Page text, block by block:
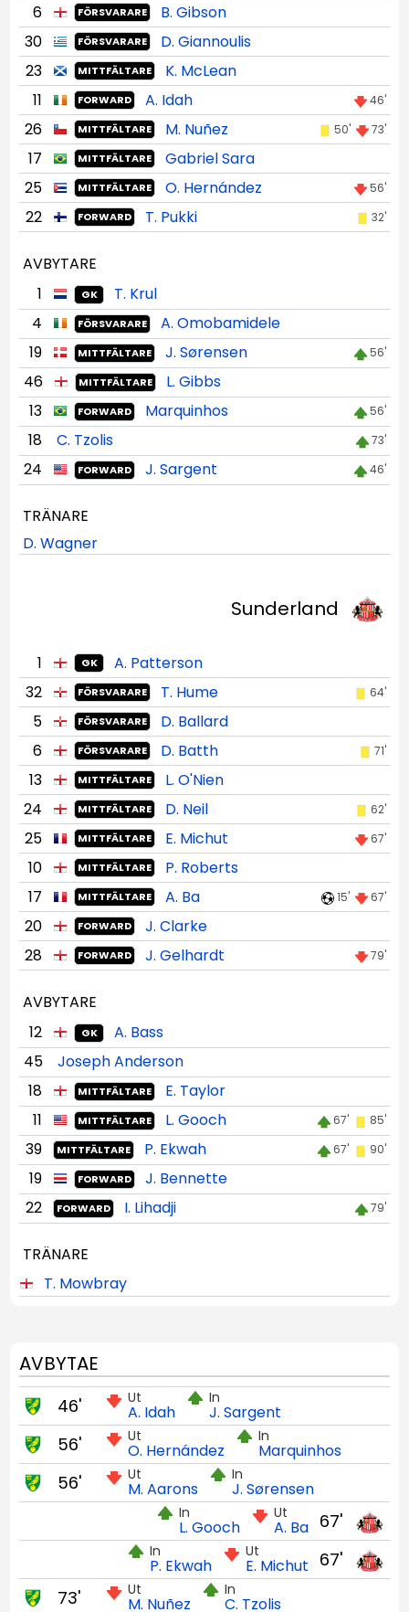
6
FÖRSVARARE
B. Gibson
30
FÖRSVARARE
D. Giannoulis
23
MITTFÄLTARE
K. McLean
11
FORWARD A. Idah 46'
26 MITTFÄLTARE M. Nuñez 50' 73'
17 MITTFÄLTARE
Gabriel Sara
25
MITTFÄLTARE O. Hernández 56'
22 FORWARD T. Pukki 32'
AVBYTARE
1
GK
T. Krul
4
FÖRSVARARE
A. Omobamidele
19
MITTFÄLTARE J. Sørensen 56'
46 MITTFÄLTARE
L. Gibbs
13
FORWARD Marquinhos 56'
18 C. Tzolis 73'
24 FORWARD J. Sargent 46'
TRÄNARE
D. Wagner
Sunderland
1 GK
A. Patterson
32
FÖRSVARARE T. Hume 64'
5 FÖRSVARARE
D. Ballard
6
FÖRSVARARE D. Batth 71'
13 MITTFÄLTARE
L. O'Nien
24
MITTFÄLTARE D. Neil 62'
25 MITTFÄLTARE E. Michut 67'
10 MITTFÄLTARE
P. Roberts
17
MITTFÄLTARE A. Ba 15' 67'
20 FORWARD
J. Clarke
28
FORWARD J. Gelhardt 79'
AVBYTARE
12
GK
A. Bass
45
Joseph Anderson
18
MITTFÄLTARE
E. Taylor
11
MITTFÄLTARE L. Gooch 67' 85'
39 MITTFÄLTARE P. Ekwah 67' 90'
19 FORWARD
J. Bennette
22
FORWARD I. Lihadji 79'
TRÄNARE
T. Mowbray
AVBYTAE
Ut
A. Idah
In
J. Sargent
46'
Ut
O. Hernández
In
Marquinhos
56'
Ut
M. Aarons
In
J. Sørensen
56'
67'
Ut
A. Ba
In
L. Gooch
67'
Ut
E. Michut
In
P. Ekwah
Ut
M. Nuñez
In
C. Tzolis
73'